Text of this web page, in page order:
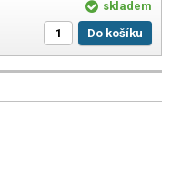
skladem
Do košíku